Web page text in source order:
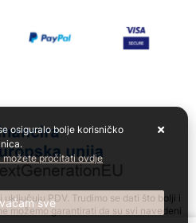
PDV. Trudimo se dati što bolji i
možemo garantirati da su svi navedeni
osiguralo bolje korisničko
pročitati ovdje
sve